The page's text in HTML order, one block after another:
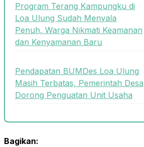
Program Terang Kampungku di
Loa Ulung Sudah Menyala
Penuh, Warga Nikmati Keamanan
dan Kenyamanan Baru
Pendapatan BUMDes Loa Ulung
Masih Terbatas, Pemerintah Desa
Dorong Penguatan Unit Usaha
Bagikan: